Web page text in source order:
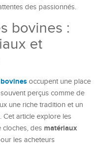
des passionnés.
bovines :
et
occupent une place
perçus comme de
une riche tradition et un
Cet article explore les
cloches, des matériaux
les acheteurs